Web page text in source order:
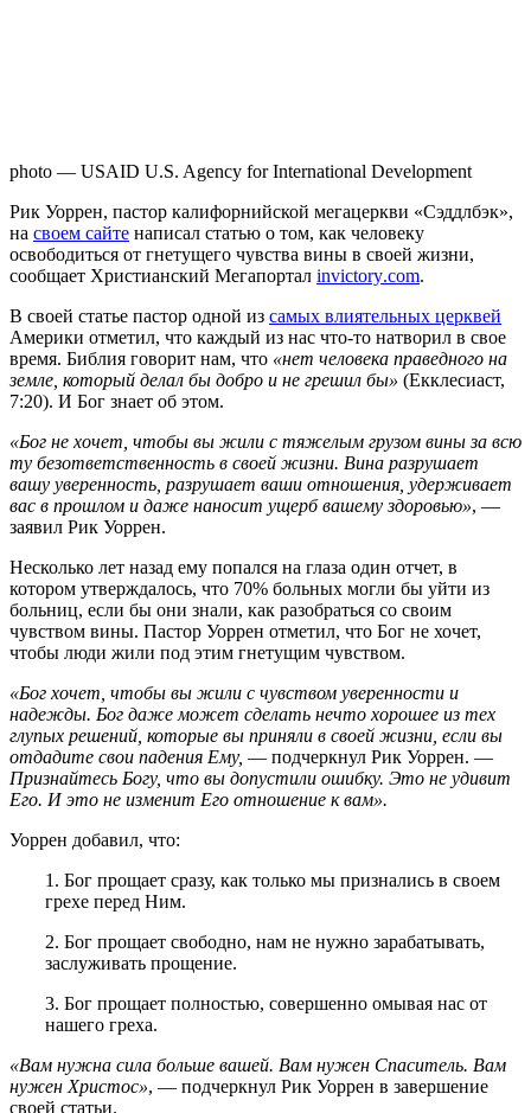
photo — USAID U.S. Agency for International Development
Рик Уоррен, пастор калифорнийской мегацеркви «Сэддлбэк»,
на своем сайте написал статью о том, как человеку
освободиться от гнетущего чувства вины в своей жизни,
сообщает Христианский Мегапортал invictory.com.
В своей статье пастор одной из самых влиятельных церквей
Америки отметил, что каждый из нас что-то натворил в свое
время. Библия говорит нам, что «нет человека праведного на
земле, который делал бы добро и не грешил бы» (Екклесиаст,
7:20). И Бог знает об этом.
«Бог не хочет, чтобы вы жили с тяжелым грузом вины за всю
ту безответственность в своей жизни. Вина разрушает
вашу уверенность, разрушает ваши отношения, удерживает
вас в прошлом и даже наносит ущерб вашему здоровью», —
заявил Рик Уоррен.
Несколько лет назад ему попался на глаза один отчет, в
котором утверждалось, что 70% больных могли бы уйти из
больниц, если бы они знали, как разобраться со своим
чувством вины. Пастор Уоррен отметил, что Бог не хочет,
чтобы люди жили под этим гнетущим чувством.
«Бог хочет, чтобы вы жили с чувством уверенности и
надежды. Бог даже может сделать нечто хорошее из тех
глупых решений, которые вы приняли в своей жизни, если вы
отдадите свои падения Ему, — подчеркнул Рик Уоррен. —
Признайтесь Богу, что вы допустили ошибку. Это не удивит
Его. И это не изменит Его отношение к вам».
Уоррен добавил, что:
1. Бог прощает сразу, как только мы признались в своем
грехе перед Ним.
2. Бог прощает свободно, нам не нужно зарабатывать,
заслуживать прощение.
3. Бог прощает полностью, совершенно омывая нас от
нашего греха.
«Вам нужна сила больше вашей. Вам нужен Спаситель. Вам
нужен Христос», — подчеркнул Рик Уоррен в завершение
своей статьи.